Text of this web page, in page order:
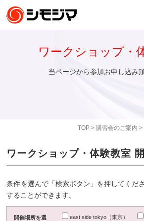
TOP> 講習会のご案内 >
ワークショップ・
当ページから参加お申し込み
ワークショップ・体験教室
条件を選んで「検索ボタン」を押してくだ
することができます。
開催場所を選
east side tokyo（東京）